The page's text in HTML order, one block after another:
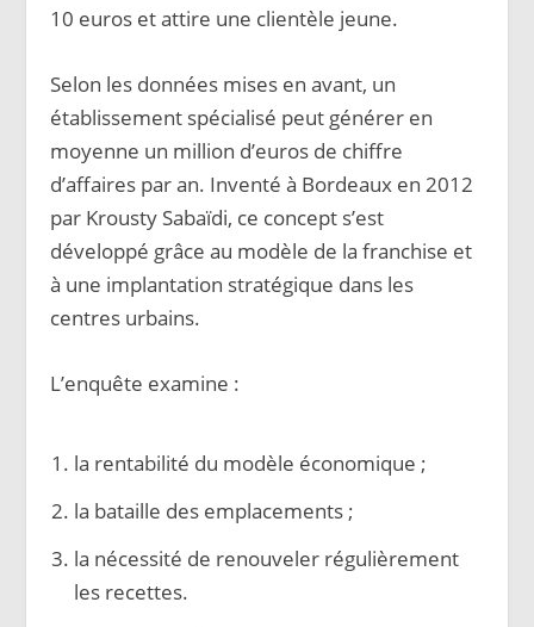
10 euros et attire une clientèle jeune.
Selon les données mises en avant, un
établissement spécialisé peut générer en
moyenne un million d’euros de chiffre
d’affaires par an. Inventé à Bordeaux en 2012
par Krousty Sabaïdi, ce concept s’est
développé grâce au modèle de la franchise et
à une implantation stratégique dans les
centres urbains.
L’enquête examine :
la rentabilité du modèle économique ;
la bataille des emplacements ;
la nécessité de renouveler régulièrement
les recettes.